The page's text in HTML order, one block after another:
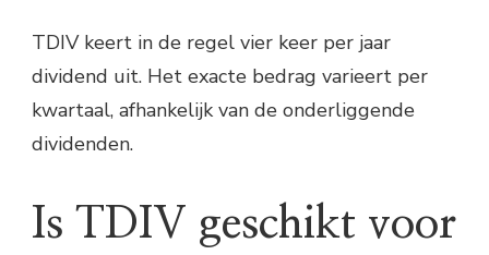
TDIV keert in de regel vier keer per jaar
dividend uit. Het exacte bedrag varieert per
kwartaal, afhankelijk van de onderliggende
dividenden.
Is TDIV geschikt voor